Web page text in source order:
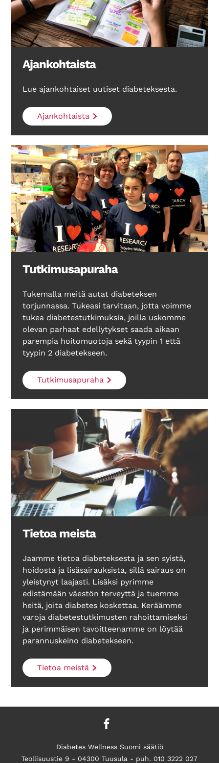
Ajankohtaista
Lue ajankohtaiset uutiset diabeteksesta.
Ajankohtaista
Tutkimusapuraha
Tukemalla meitä autat diabeteksen
torjunnassa. Tukeasi tarvitaan, jotta voimme
tukea diabetestutkimuksia, joilla uskomme
olevan parhaat edellytykset saada aikaan
parempia hoitomuotoja sekä tyypin 1 että
tyypin 2 diabetekseen.
Tutkimusapuraha
Tietoa meista
Jaamme tietoa diabeteksesta ja sen syistä,
hoidosta ja lisäsairauksista, sillä sairaus on
yleistynyt laajasti. Lisäksi pyrimme
edistämään väestön terveyttä ja tuemme
heitä, joita diabetes koskettaa. Keräämme
varoja diabetestutkimusten rahoittamiseksi
ja perimmäisen tavoitteenamme on löytää
parannuskeino diabetekseen.
Tietoa meistä
Diabetes Wellness Suomi säätiö
Teollisuustie 9 - 04300 Tuusula - puh. 010 3222 027